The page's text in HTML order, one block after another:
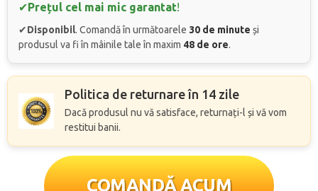
✔Prețul cel mai mic garantat!
✔Disponibil. Comandă în următoarele 30 de minute și
produsul va fi în mâinile tale în maxim 48 de ore.
Politica de returnare în 14 zile
Dacă produsul nu vă satisface, returnați-l și vă vom
restitui banii.
COMANDĂ ACUM